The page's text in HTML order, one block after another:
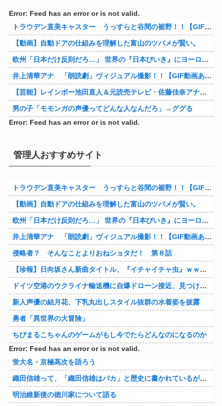
Error: Feed has an error or is not valid.
トラウデン直美キャスター うっすらと谷間の裾野！！【GIF動画あり】
【動画】自動ドアの仕組みを理解した富山のツバメが賢い。
欧州「日本だけ反則だろ…」 世界の『日本びいき』にヨーロッパ全土から不満の声
井上清華アナ 「朗読劇」ヴィジュアル撮影！！【GIF動画あり】
【芸能】レインボー池田直人＆元読売テレビ・佐藤佳奈アナが結婚
男の子「モモンガの声優ってどんな人なんだろ」→ググる
Error: Feed has an error or is not valid.
管理人おすすめサイト
トラウデン直美キャスター うっすらと谷間の裾野！！【GIF動画あり】
【動画】自動ドアの仕組みを理解した富山のツバメが賢い。
欧州「日本だけ反則だろ…」 世界の『日本びいき』にヨーロッパ全土から不満の声
井上清華アナ 「朗読劇」ヴィジュアル撮影！！【GIF動画あり】
侵略者？ そんなことよりおねショタだ！ 第８話
【珍報】日向坂さん新曲タイトル、『イチャイチャ虫』ｗｗｗ★2
ドイツ空港のウクライナ輸送機に自爆ドローン接近、見つけた空港職員が蹴り落とす…高性能プラスチック爆弾搭載！
新人声優の結月花、下乳丸出しスタイル抜群の水着姿を披露
勇者「異世界の大冒険」
ちびまるこちゃんのゲームがもし今でたらどんなのになるのか
Error: Feed has an error or is not valid.
蛍大名・京極高次を語ろう
織田信雄って、「織田信雄はバカ」と歴史に書かれているが今まで家が残っているんでバカではないよな？
明治維新後の徳川家について語る